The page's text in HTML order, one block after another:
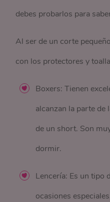
debes probarlos para
Al ser de un corte
con los protectores y
Boxers: Tienen
alcanzan la parte de
de un short. Son
dormir.
Lencería: Es un tipo
ocasiones